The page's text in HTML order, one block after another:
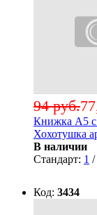
94 руб.
Книжка А5 с
Хохотушка
В наличии
Стандарт: 1 /
Код: 3434